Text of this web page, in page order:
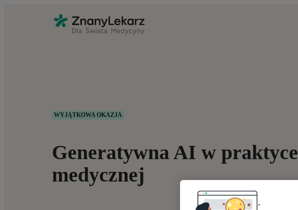
WYJĄTKOWA OKAZJA
Generatywna AI w praktyce
medycznej